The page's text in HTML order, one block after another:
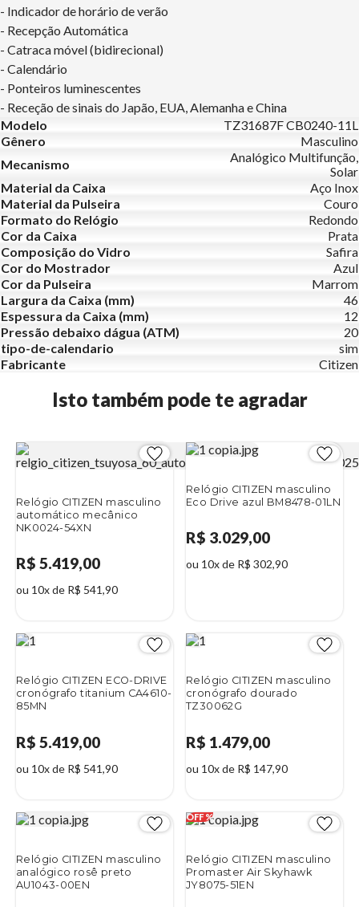
- Indicador de horário de verão
- Recepção Automática
- Catraca móvel (bidirecional)
- Calendário
- Ponteiros luminescentes
- Receção de sinais do Japão, EUA, Alemanha e China
Modelo
TZ31687F CB0240-11L
Gênero
Masculino
Mecanismo
Analógico Multifunção,
Solar
Material da Caixa
Aço Inox
Material da Pulseira
Couro
Formato do Relógio
Redondo
Cor da Caixa
Prata
Composição do Vidro
Safira
Cor do Mostrador
Azul
Cor da Pulseira
Marrom
Largura da Caixa (mm)
46
Espessura da Caixa (mm)
12
Pressão debaixo dágua (ATM)
20
tipo-de-calendario
sim
Fabricante
Citizen
Isto também pode te agradar
Relógio CITIZEN masculino
automático mecânico
NK0024-54XN
R$ 5.419,00
ou 10x de R$ 541,90
Relógio CITIZEN masculino
Eco Drive azul BM8478-01LN
R$ 3.029,00
ou 10x de R$ 302,90
Relógio CITIZEN ECO-DRIVE
cronógrafo titanium CA4610-
85MN
R$ 5.419,00
ou 10x de R$ 541,90
Relógio CITIZEN masculino
cronógrafo dourado
TZ30062G
R$ 1.479,00
ou 10x de R$ 147,90
Relógio CITIZEN masculino
analógico rosê preto
AU1043-00EN
Relógio CITIZEN masculino
Promaster Air Skyhawk
JY8075-51EN